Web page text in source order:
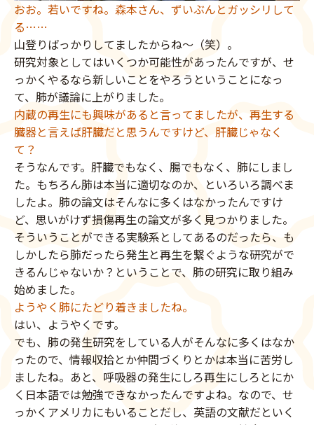
おお。若いですね。森本さん、ずいぶんとガッシリして
る……
山登りばっかりしてましたからね〜（笑）。
研究対象としてはいくつか可能性があったんですが、せ
っかくやるなら新しいことをやろうということになっ
て、肺が議論に上がりました。
内蔵の再生にも興味があると言ってましたが、再生する
臓器と言えば肝臓だと思うんですけど、肝臓じゃなく
て？
そうなんです。肝臓でもなく、腸でもなく、肺にしまし
た。もちろん肺は本当に適切なのか、といろいろ調べま
したよ。肺の論文はそんなに多くはなかったんですけ
ど、思いがけず損傷再生の論文が多く見つかりました。
そういうことができる実験系としてあるのだったら、も
しかしたら肺だったら発生と再生を繋ぐような研究がで
きるんじゃないか？ということで、肺の研究に取り組み
始めました。
ようやく肺にたどり着きましたね。
はい、ようやくです。
でも、肺の発生研究をしている人がそんなに多くはなか
ったので、情報収拾とか仲間づくりとかは本当に苦労し
ましたね。あと、呼吸器の発生にしろ再生にしろとにか
く日本語では勉強できなかったんですよね。なので、せ
っかくアメリカにもいることだし、英語の文献だといく